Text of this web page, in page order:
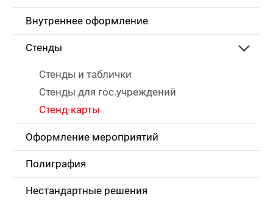
Внутреннее оформление
Стенды
Стенды и таблички
Стенды для гос.учреждений
Стенд-карты
Оформление мероприятий
Полиграфия
Нестандартные решения